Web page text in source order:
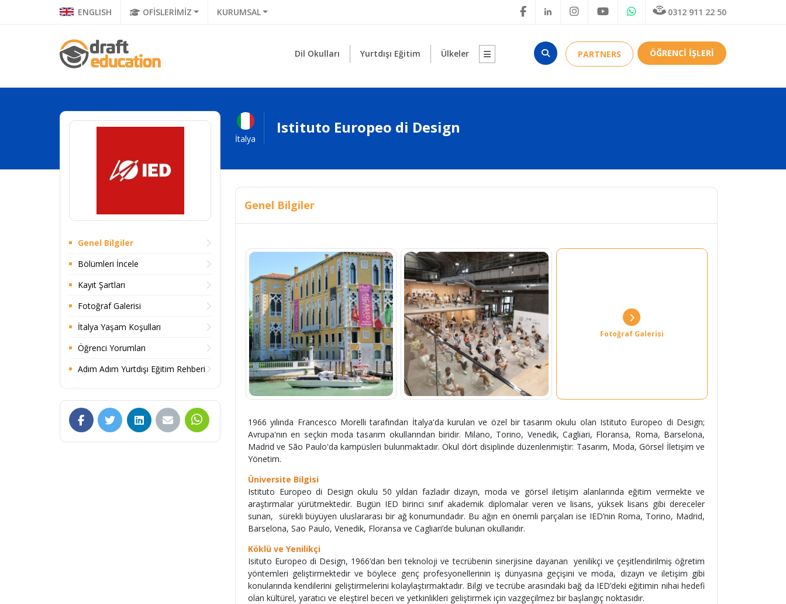
ENGLISH OFİSLERİMİZ KURUMSAL 0312 911 22 50
Dil Okulları Yurtdışı Eğitim Ülkeler PARTNERS ÖĞRENCİ İŞLERİ
İtalya
Istituto Europeo di Design
Genel Bilgiler
Bölümleri İncele
Kayıt Şartları
Fotoğraf Galerisi
İtalya Yaşam Koşulları
Öğrenci Yorumları
Adım Adım Yurtdışı Eğitim Rehberi
Genel Bilgiler
Fotoğraf Galerisi
1966 yılında Francesco Morelli tarafından İtalya'da kurulan ve özel bir tasarım okulu olan Istituto Europeo di Design;
Avrupa'nın en seçkin moda tasarım okullarından biridir. Milano, Torino, Venedik, Cagliari, Floransa, Roma, Barselona,
Madrid ve São Paulo'da kampüsleri bulunmaktadır. Okul dört disiplinde düzenlenmiştir: Tasarım, Moda, Görsel İletişim ve
Yönetim.
Üniversite Bilgisi
Istituto Europeo di Design okulu 50 yıldan fazladır dizayn, moda ve görsel iletişim alanlarında eğitim vermekte ve
araştırmalar yürütmektedir. Bugün IED birinci sınıf akademik diplomalar veren ve lisans, yüksek lisans gibi dereceler
sunan, sürekli büyüyen uluslararası bir ağ konumundadır. Bu ağın en önemli parçaları ise IED’nin Roma, Torino, Madrid,
Barselona, Sao Paulo, Venedik, Floransa ve Cagliari’de bulunan okullarıdır.
Köklü ve Yenilikçi
Isituto Europeo di Design, 1966’dan beri teknoloji ve tecrübenin sinerjisine dayanan yenilikçi ve çeşitlendirilmiş öğretim
yöntemleri geliştirmektedir ve böylece genç profesyonellerinin iş dünyasına geçişini ve moda, dizayn ve iletişim gibi
konularında kendilerini geliştirmelerini kolaylaştırmaktadır. Bilgi ve tecrübe arasındaki bağ da IED’deki eğitimin nihai hedefi
olan kültürel, yaratıcı ve eleştirel beceri ve yetkinlikleri geliştirmek için vazgeçilmez bir başlangıç noktasıdır.